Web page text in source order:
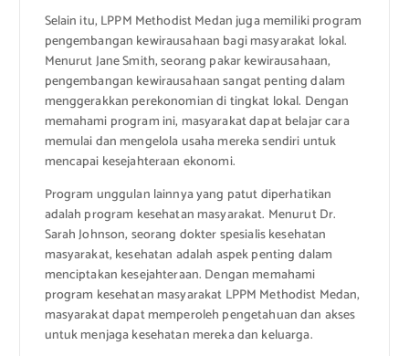
Selain itu, LPPM Methodist Medan juga memiliki program
pengembangan kewirausahaan bagi masyarakat lokal.
Menurut Jane Smith, seorang pakar kewirausahaan,
pengembangan kewirausahaan sangat penting dalam
menggerakkan perekonomian di tingkat lokal. Dengan
memahami program ini, masyarakat dapat belajar cara
memulai dan mengelola usaha mereka sendiri untuk
mencapai kesejahteraan ekonomi.
Program unggulan lainnya yang patut diperhatikan
adalah program kesehatan masyarakat. Menurut Dr.
Sarah Johnson, seorang dokter spesialis kesehatan
masyarakat, kesehatan adalah aspek penting dalam
menciptakan kesejahteraan. Dengan memahami
program kesehatan masyarakat LPPM Methodist Medan,
masyarakat dapat memperoleh pengetahuan dan akses
untuk menjaga kesehatan mereka dan keluarga.